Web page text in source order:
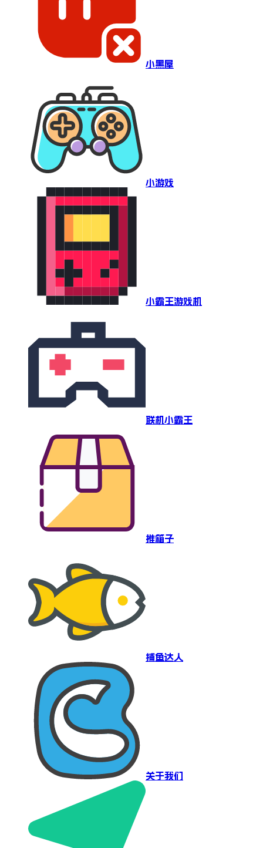
小黑屋
小游戏
小霸王游戏机
联机小霸王
推箱子
捕鱼达人
关于我们